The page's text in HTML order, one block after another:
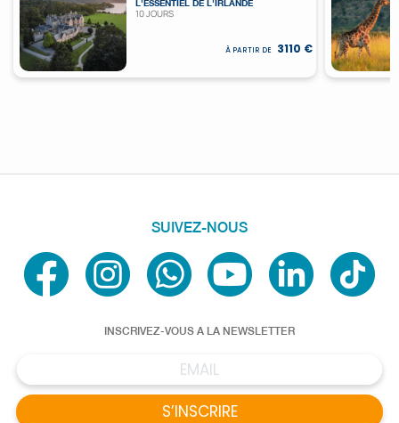
L'ESSENTIEL DE L'IRLANDE
10 JOURS
À PARTIR DE 3110 €
SUIVEZ-NOUS
INSCRIVEZ-VOUS A LA NEWSLETTER
S’INSCRIRE